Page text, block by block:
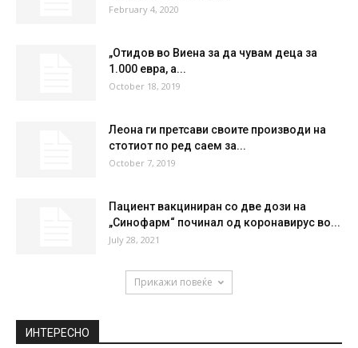
February 4, 2020
„Отидов во Виена за да чувам деца за
1.000 евра, а...
October 18, 2019
Леона ги претсави своите производи на
стотиот по ред саем за...
October 7, 2019
Пациент вакциниран со две дози на
„Синофарм“ починал од коронавирус во...
July 28, 2021
Прикажи повеќе
ИНТЕРЕСНО